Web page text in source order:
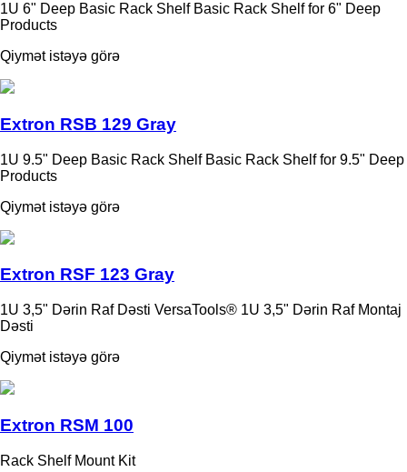
1U 6" Deep Basic Rack Shelf Basic Rack Shelf for 6" Deep
Products
Qiymət istəyə görə
Extron RSB 129 Gray
1U 9.5" Deep Basic Rack Shelf Basic Rack Shelf for 9.5" Deep
Products
Qiymət istəyə görə
Extron RSF 123 Gray
1U 3,5" Dərin Raf Dəsti VersaTools® 1U 3,5" Dərin Raf Montaj
Dəsti
Qiymət istəyə görə
Extron RSM 100
Rack Shelf Mount Kit